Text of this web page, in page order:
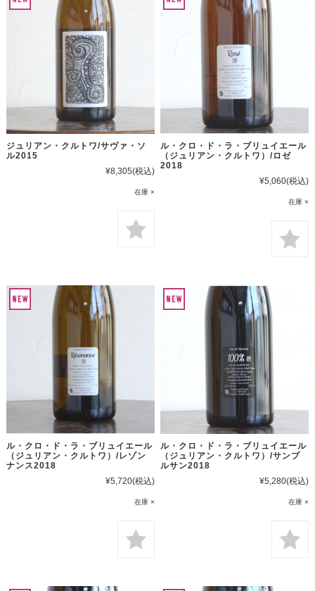
ジュリアン・クルトワ/サヴァ・ソ
ル2015
¥8,305(税込)
在庫 ×
ル・クロ・ド・ラ・ブリュイエール
（ジュリアン・クルトワ）/ロゼ
2018
¥5,060(税込)
在庫 ×
ル・クロ・ド・ラ・ブリュイエール
（ジュリアン・クルトワ）/レゾン
ナンス2018
¥5,720(税込)
在庫 ×
ル・クロ・ド・ラ・ブリュイエール
（ジュリアン・クルトワ）/サンプ
ルサン2018
¥5,280(税込)
在庫 ×